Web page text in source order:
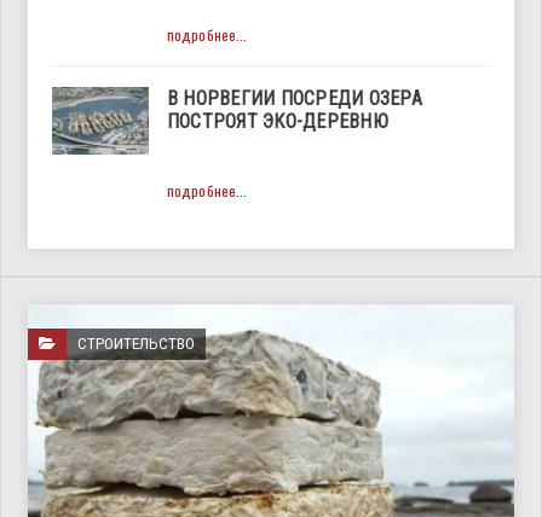
подробнее...
В НОРВЕГИИ ПОСРЕДИ ОЗЕРА
ПОСТРОЯТ ЭКО-ДЕРЕВНЮ
подробнее...
СТРОИТЕЛЬСТВО